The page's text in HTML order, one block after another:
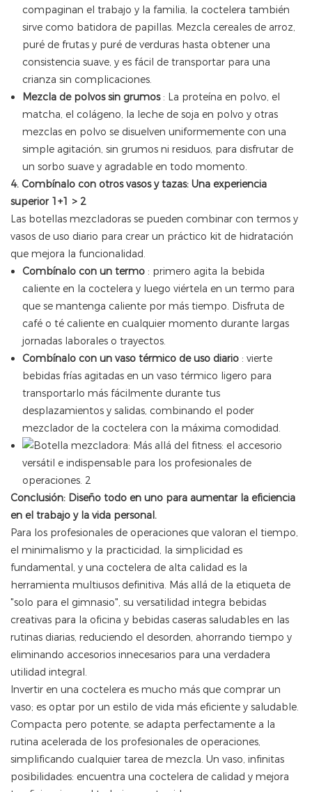
compaginan el trabajo y la familia, la coctelera también
sirve como batidora de papillas. Mezcla cereales de arroz,
puré de frutas y puré de verduras hasta obtener una
consistencia suave, y es fácil de transportar para una
crianza sin complicaciones.
Mezcla de polvos sin grumos: La proteína en polvo, el
matcha, el colágeno, la leche de soja en polvo y otras
mezclas en polvo se disuelven uniformemente con una
simple agitación, sin grumos ni residuos, para disfrutar de
un sorbo suave y agradable en todo momento.
4. Combínalo con otros vasos y tazas: Una experiencia
superior 1+1 > 2
Las botellas mezcladoras se pueden combinar con termos y
vasos de uso diario para crear un práctico kit de hidratación
que mejora la funcionalidad.
Combínalo con un termo: primero agita la bebida
caliente en la coctelera y luego viértela en un termo para
que se mantenga caliente por más tiempo. Disfruta de
café o té caliente en cualquier momento durante largas
jornadas laborales o trayectos.
Combínalo con un vaso térmico de uso diario: vierte
bebidas frías agitadas en un vaso térmico ligero para
transportarlo más fácilmente durante tus
desplazamientos y salidas, combinando el poder
mezclador de la coctelera con la máxima comodidad.
Conclusión: Diseño todo en uno para aumentar la eficiencia
en el trabajo y la vida personal.
Para los profesionales de operaciones que valoran el tiempo,
el minimalismo y la practicidad, la simplicidad es
fundamental, y una coctelera de alta calidad es la
herramienta multiusos definitiva. Más allá de la etiqueta de
"solo para el gimnasio", su versatilidad integra bebidas
creativas para la oficina y bebidas caseras saludables en las
rutinas diarias, reduciendo el desorden, ahorrando tiempo y
eliminando accesorios innecesarios para una verdadera
utilidad integral.
Invertir en una coctelera es mucho más que comprar un
vaso; es optar por un estilo de vida más eficiente y saludable.
Compacta pero potente, se adapta perfectamente a la
rutina acelerada de los profesionales de operaciones,
simplificando cualquier tarea de mezcla. Un vaso, infinitas
posibilidades: encuentra una coctelera de calidad y mejora